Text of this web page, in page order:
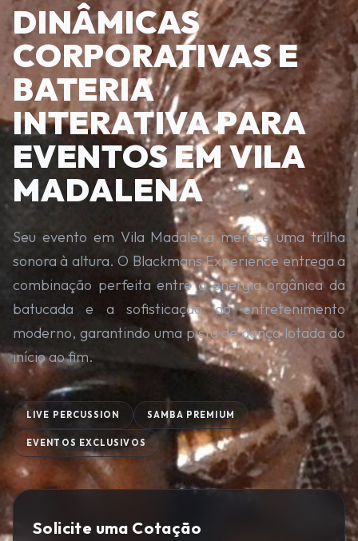
DINÂMICAS
CORPORATIVAS E
BATERIA
INTERATIVA PARA
EVENTOS EM VILA
MADALENA
Seu evento em Vila Madalena merece uma trilha
sonora à altura. O Blackmans Experience entrega a
combinação perfeita entre a energia orgânica da
batucada e a sofisticação do entretenimento
moderno, garantindo uma pista de dança lotada do
início ao fim.
LIVE PERCUSSION SAMBA PREMIUM
EVENTOS EXCLUSIVOS
Solicite uma Cotação